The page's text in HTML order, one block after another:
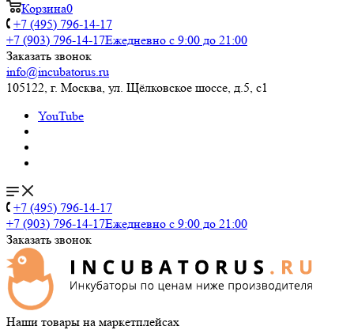
Корзина0
+7 (495) 796-14-17
+7 (903) 796-14-17Ежедневно с 9:00 до 21:00
Заказать звонок
info@incubatorus.ru
105122, г. Москва, ул. Щёлковское шоссе, д.5, с1
YouTube
+7 (495) 796-14-17
+7 (903) 796-14-17Ежедневно с 9:00 до 21:00
Заказать звонок
Наши товары на маркетплейсах